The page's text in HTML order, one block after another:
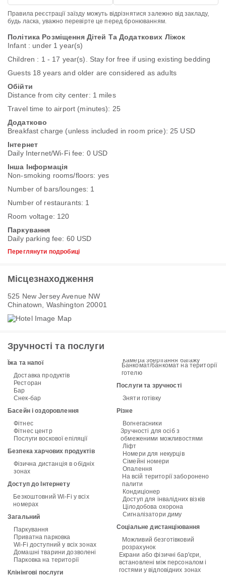
Правила реєстрації заїзду можуть відрізнятися залежно від закладу,
будь ласка, уважно перевірте це перед бронюванням.
Політика Розміщення Дітей Та Додаткових Ліжок
Infant : under 1 year(s)
Children : 1 - 17 year(s). Stay for free if using existing bedding
Guests 18 years and older are considered as adults
Обійти
Distance from city center: 1 miles
Travel time to airport (minutes): 25
Додатково
Breakfast charge (unless included in room price): 25 USD
Інтернет
Daily Internet/Wi-Fi fee: 0 USD
Інша Інформація
Non-smoking rooms/floors: yes
Number of bars/lounges: 1
Number of restaurants: 1
Room voltage: 120
Паркування
Daily parking fee: 60 USD
Переглянути подробиці
Місцезнаходження
525 New Jersey Avenue NW
Chinatown, Washington 20001
Зручності та послуги
Їжа та напої
Доставка продуктів
Ресторан
Бар
Снек-бар
Басейн і оздоровлення
Фітнес
Фітнес центр
Послуги воскової епіляції
Безпека харчових продуктів
Фізична дистанція в обідніх
зонах
Доступ до Інтернету
Безкоштовний Wi-Fi у всіх
номерах
Загальний
Паркування
Приватна парковка
Wi-Fi доступний у всіх зонах
Домашні тварини дозволені
Парковка на території
Клінінгові послуги
Камера зберігання багажу
Банкомат/банкомат на території
готелю
Послуги та зручності
Зняти готівку
Різне
Вогнегасники
Зручності для осіб з
обмеженими можливостями
Ліфт
Номери для некурців
Сімейні номери
Опалення
На всій території заборонено
палити
Кондиціонер
Доступ для інвалідних візків
Цілодобова охорона
Сигналізатори диму
Соціальне дистанціювання
Можливий безготівковий
розрахунок
Екрани або фізичні бар'єри,
встановлені між персоналом і
гостями у відповідних зонах